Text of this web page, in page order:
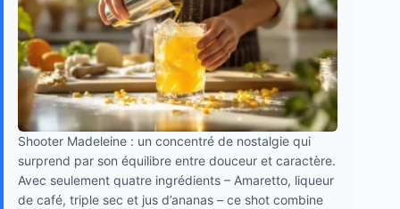
Shooter Madeleine : un concentré de nostalgie qui
surprend par son équilibre entre douceur et caractère.
Avec seulement quatre ingrédients – Amaretto, liqueur
de café, triple sec et jus d’ananas – ce shot combine